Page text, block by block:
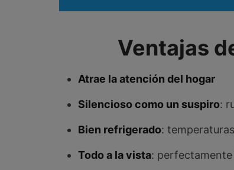
Ventajas
Atrae la atención del hogar
Silencioso como un suspiro:
Bien refrigerado:
Todo a la vista: perfectamente